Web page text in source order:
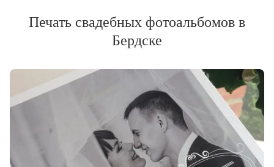
Печать свадебных фотоальбомов в
Бердске